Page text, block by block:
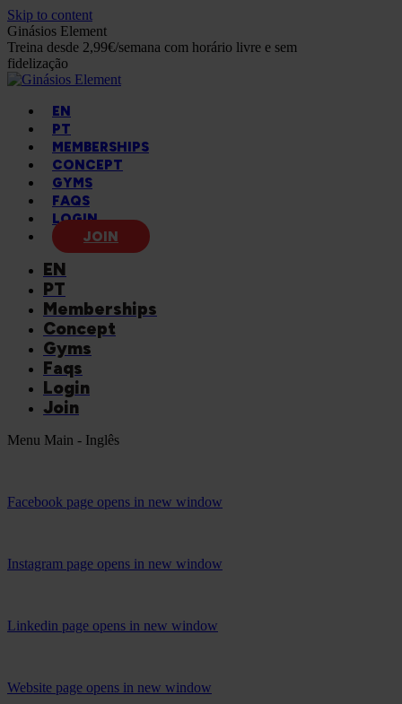
Skip to content
Ginásios Element
Treina desde 2,99€/semana com horário livre e sem
fidelização
EN
PT
MEMBERSHIPS
CONCEPT
GYMS
FAQS
LOGIN
JOIN
EN
PT
Memberships
Concept
Gyms
Faqs
Login
Join
Menu Main - Inglês
Facebook page opens in new window
Instagram page opens in new window
Linkedin page opens in new window
Website page opens in new window